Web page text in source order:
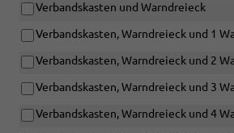
Verbandskasten und Warndreieck
Verbandskasten, Warndreieck und 1
Verbandskasten, Warndreieck und 2
Verbandskasten, Warndreieck und 3
Verbandskasten, Warndreieck und 4